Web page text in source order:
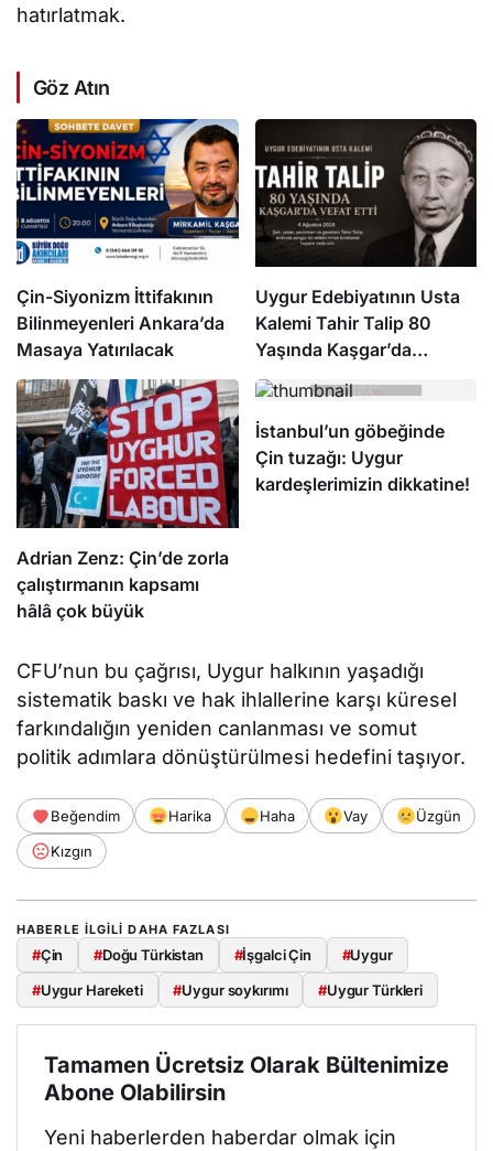
hatırlatmak.
Göz Atın
Çin-Siyonizm İttifakının
Bilinmeyenleri Ankara’da
Masaya Yatırılacak
Uygur Edebiyatının Usta
Kalemi Tahir Talip 80
Yaşında Kaşgar’da
Hayatını Kaybetti
Adrian Zenz: Çin’de zorla
çalıştırmanın kapsamı
hâlâ çok büyük
İstanbul’un göbeğinde
Çin tuzağı: Uygur
kardeşlerimizin dikkatine!
CFU’nun bu çağrısı, Uygur halkının yaşadığı
sistematik baskı ve hak ihlallerine karşı küresel
farkındalığın yeniden canlanması ve somut
politik adımlara dönüştürülmesi hedefini taşıyor.
Beğendim Harika Haha Vay
Üzgün
Kızgın
HABERLE ILGILI DAHA FAZLASI
#Çin #Doğu Türkistan #İşgalci Çin #Uygur
#Uygur Hareketi #Uygur soykırımı #Uygur Türkleri
Tamamen Ücretsiz Olarak Bültenimize
Abone Olabilirsin
Yeni haberlerden haberdar olmak için